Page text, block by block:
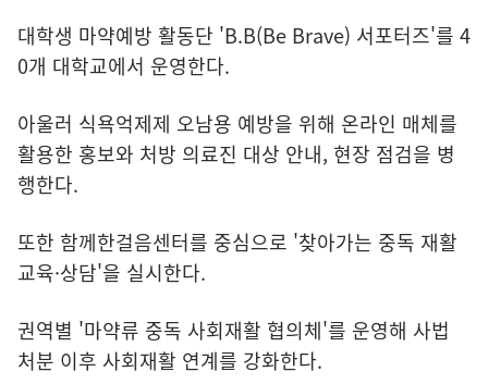
대학생 마약예방 활동단 'B.B(Be Brave) 서포터즈'를 4
0개 대학교에서 운영한다.
아울러 식욕억제제 오남용 예방을 위해 온라인 매체를
활용한 홍보와 처방 의료진 대상 안내, 현장 점검을 병
행한다.
또한 함께한걸음센터를 중심으로 '찾아가는 중독 재활
교육·상담'을 실시한다.
권역별 '마약류 중독 사회재활 협의체'를 운영해 사법
처분 이후 사회재활 연계를 강화한다.